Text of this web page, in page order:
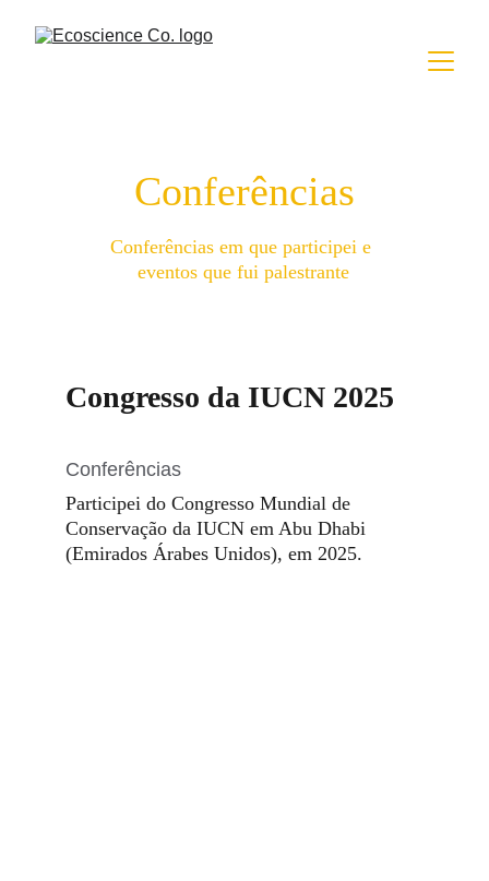
Conferências
Conferências em que participei e
eventos que fui palestrante
Participei do Congresso Mundial de
Conservação da IUCN em Abu Dhabi
(Emirados Árabes Unidos), em 2025.
Congresso da IUCN 2025
Conferências